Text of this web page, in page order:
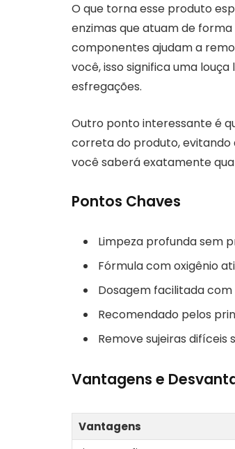
O que torna esse produto
enzimas que atuam de
componentes ajudam a
você, isso significa uma
esfregações.
Outro ponto interessante é
correta do produto, evitando
você saberá exatamente
Pontos Chaves
Limpeza profunda sem
Fórmula com oxigênio
Dosagem facilitada com
Recomendado pelos
Remove sujeiras difíceis
Vantagens e
Vantagens